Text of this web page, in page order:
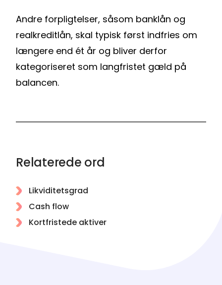
Andre forpligtelser, såsom banklån og
realkreditlån, skal typisk først indfries om
længere end ét år og bliver derfor
kategoriseret som langfristet gæld på
balancen.
Relaterede ord
Likviditetsgrad
Cash flow
Kortfristede aktiver